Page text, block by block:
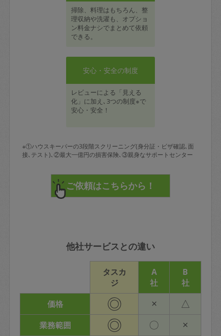
掃除、料理はもちろん、整
理収納や洗濯も、オプショ
ン料金ナシでまとめて依頼
できる。
安心・安全の制度
レビューによる「見える
化」に加え､3つの制度※で
安心・安全！
※①ハウスキーパーの3段階スクリーニング(身分証・ビザ確認､面
接､テスト)､②最大一億円の損害保険､③親身なサポートセンター
他社サービスとの違い
タスカ
ジ
A
社
B
社
価格
◎ × △
業務範囲 ◎ 〇 ×